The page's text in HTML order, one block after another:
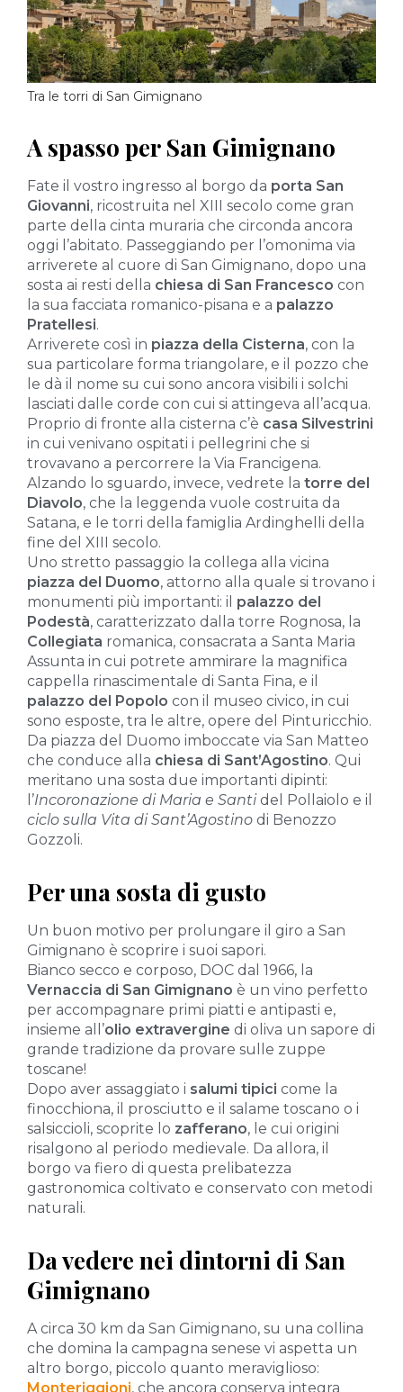
Tra le torri di San Gimignano
A spasso per San Gimignano
Fate il vostro ingresso al borgo da porta San
Giovanni, ricostruita nel XIII secolo come gran
parte della cinta muraria che circonda ancora
oggi l’abitato. Passeggiando per l’omonima via
arriverete al cuore di San Gimignano, dopo una
sosta ai resti della chiesa di San Francesco con
la sua facciata romanico-pisana e a palazzo
Pratellesi.
Arriverete così in piazza della Cisterna, con la
sua particolare forma triangolare, e il pozzo che
le dà il nome su cui sono ancora visibili i solchi
lasciati dalle corde con cui si attingeva all’acqua.
Proprio di fronte alla cisterna c’è casa Silvestrini
in cui venivano ospitati i pellegrini che si
trovavano a percorrere la Via Francigena.
Alzando lo sguardo, invece, vedrete la torre del
Diavolo, che la leggenda vuole costruita da
Satana, e le torri della famiglia Ardinghelli della
fine del XIII secolo.
Uno stretto passaggio la collega alla vicina
piazza del Duomo, attorno alla quale si trovano i
monumenti più importanti: il palazzo del
Podestà, caratterizzato dalla torre Rognosa, la
Collegiata romanica, consacrata a Santa Maria
Assunta in cui potrete ammirare la magnifica
cappella rinascimentale di Santa Fina, e il
palazzo del Popolo con il museo civico, in cui
sono esposte, tra le altre, opere del Pinturicchio.
Da piazza del Duomo imboccate via San Matteo
che conduce alla chiesa di Sant’Agostino. Qui
meritano una sosta due importanti dipinti:
l’Incoronazione di Maria e Santi del Pollaiolo e il
ciclo sulla Vita di Sant’Agostino di Benozzo
Gozzoli.
Per una sosta di gusto
Un buon motivo per prolungare il giro a San
Gimignano è scoprire i suoi sapori.
Bianco secco e corposo, DOC dal 1966, la
Vernaccia di San Gimignano è un vino perfetto
per accompagnare primi piatti e antipasti e,
insieme all’olio extravergine di oliva un sapore di
grande tradizione da provare sulle zuppe
toscane!
Dopo aver assaggiato i salumi tipici come la
finocchiona, il prosciutto e il salame toscano o i
salsiccioli, scoprite lo zafferano, le cui origini
risalgono al periodo medievale. Da allora, il
borgo va fiero di questa prelibatezza
gastronomica coltivato e conservato con metodi
naturali.
Da vedere nei dintorni di San
Gimignano
A circa 30 km da San Gimignano, su una collina
che domina la campagna senese vi aspetta un
altro borgo, piccolo quanto meraviglioso:
Monteriggioni, che ancora conserva integra